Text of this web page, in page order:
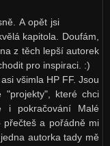
A opět jsi
kapitola. Doufám,
z těch lepší autorek
pro inspiraci. :)
všimla HP FF. Jsou
které chci
pokračování Malé
přečteš a pořádně mi
autorka tady mě